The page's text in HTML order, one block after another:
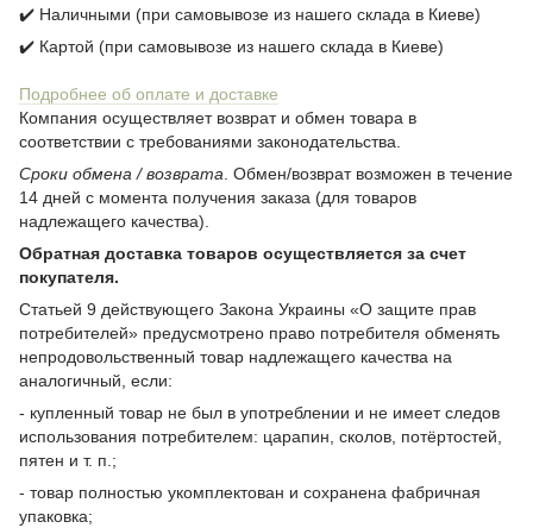
✔️ Наличными (при самовывозе из нашего склада в Киеве)
✔️ Картой (при самовывозе из нашего склада в Киеве)
Подробнее об оплате и доставке
Компания осуществляет возврат и обмен товара в
соответствии с требованиями законодательства.
Сроки обмена / возврата . Обмен/возврат возможен в течение
14 дней с момента получения заказа (для товаров
надлежащего качества).
Обратная доставка товаров осуществляется за счет
покупателя.
Статьей 9 действующего Закона Украины «О защите прав
потребителей» предусмотрено право потребителя обменять
непродовольственный товар надлежащего качества на
аналогичный, если:
- купленный товар не был в употреблении и не имеет следов
использования потребителем: царапин, сколов, потёртостей,
пятен и т. п.;
- товар полностью укомплектован и сохранена фабричная
упаковка;